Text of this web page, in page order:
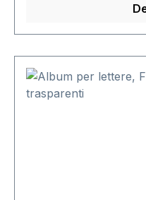
Raccoglitore: 250 x